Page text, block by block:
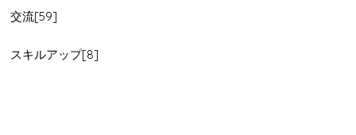
交流[59]
スキルアップ[8]